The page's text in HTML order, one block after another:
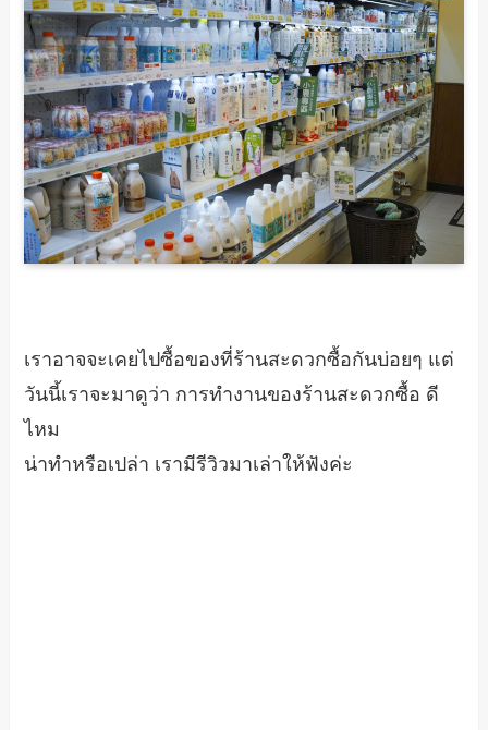
เราอาจจะเคยไปซื้อของที่ร้านสะดวกซื้อกันบ่อยๆ แต่
วันนี้เราจะมาดูว่า การทำงานของร้านสะดวกซื้อ ดี
ไหม
น่าทำหรือเปล่า เรามีรีวิวมาเล่าให้ฟังค่ะ